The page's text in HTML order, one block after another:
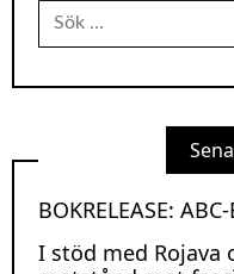
Sök
efter:
BOKRELEASE:
I stöd med Rojava